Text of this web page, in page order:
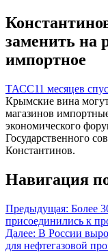
заменить на
импортное
ТАСС11 месяцев
Крымские вина
магазинов
экономического
Государственного
Константинов.
Навигация
Предыдущая: Более
присоединились к
Далее: В России
для нефтегазовой